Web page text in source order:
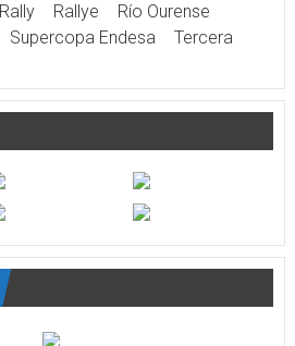
Rally Rallye
Río Ourense
Supercopa Endesa
Tercera